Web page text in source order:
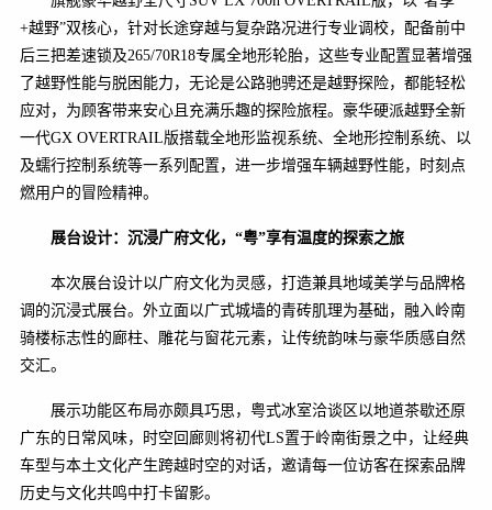
+越野”双核心，针对长途穿越与复杂路况进行专业调校，配备前中
后三把差速锁及265/70R18专属全地形轮胎，这些专业配置显著增强
了越野性能与脱困能力，无论是公路驰骋还是越野探险，都能轻松
应对，为顾客带来安心且充满乐趣的探险旅程。豪华硬派越野全新
一代GX OVERTRAIL版搭载全地形监视系统、全地形控制系统、以
及蠕行控制系统等一系列配置，进一步增强车辆越野性能，时刻点
燃用户的冒险精神。
展台设计：沉浸广府文化， “粤”享有温度的探索之旅
本次展台设计以广府文化为灵感，打造兼具地域美学与品牌格
调的沉浸式展台。外立面以广式城墙的青砖肌理为基础，融入岭南
骑楼标志性的廊柱、雕花与窗花元素，让传统韵味与豪华质感自然
交汇。
展示功能区布局亦颇具巧思，粤式冰室洽谈区以地道茶歇还原
广东的日常风味，时空回廊则将初代LS置于岭南街景之中，让经典
车型与本土文化产生跨越时空的对话，邀请每一位访客在探索品牌
历史与文化共鸣中打卡留影。